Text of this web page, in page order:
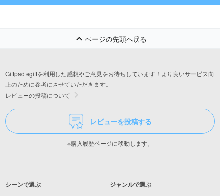
ページの先頭へ戻る
Giftpad egiftを利用した感想やご意見をお待ちしています！より良いサービス向
上のために参考にさせていただきます。
レビューの投稿について
レビューを投稿する
※購入履歴ページに移動します。
シーンで選ぶ ジャンルで選ぶ